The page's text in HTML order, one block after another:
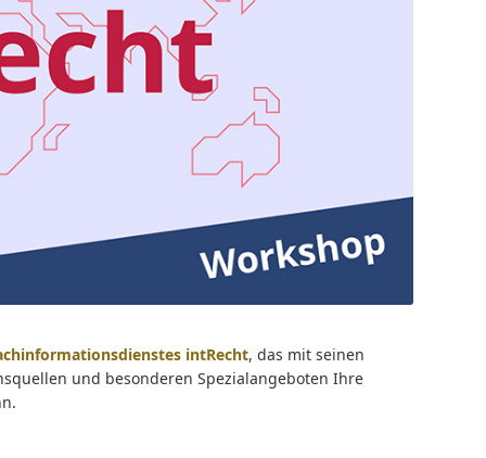
intRecht, das mit seinen
und besonderen Spezialangeboten Ihre